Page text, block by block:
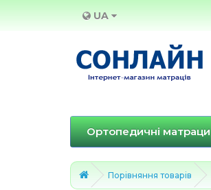
UA
Ортопедичні матраци
Порівняння товарів